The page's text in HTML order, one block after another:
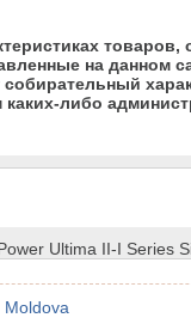
товаров,
на данном
каких-либо
Ultima II-I Series
Moldova